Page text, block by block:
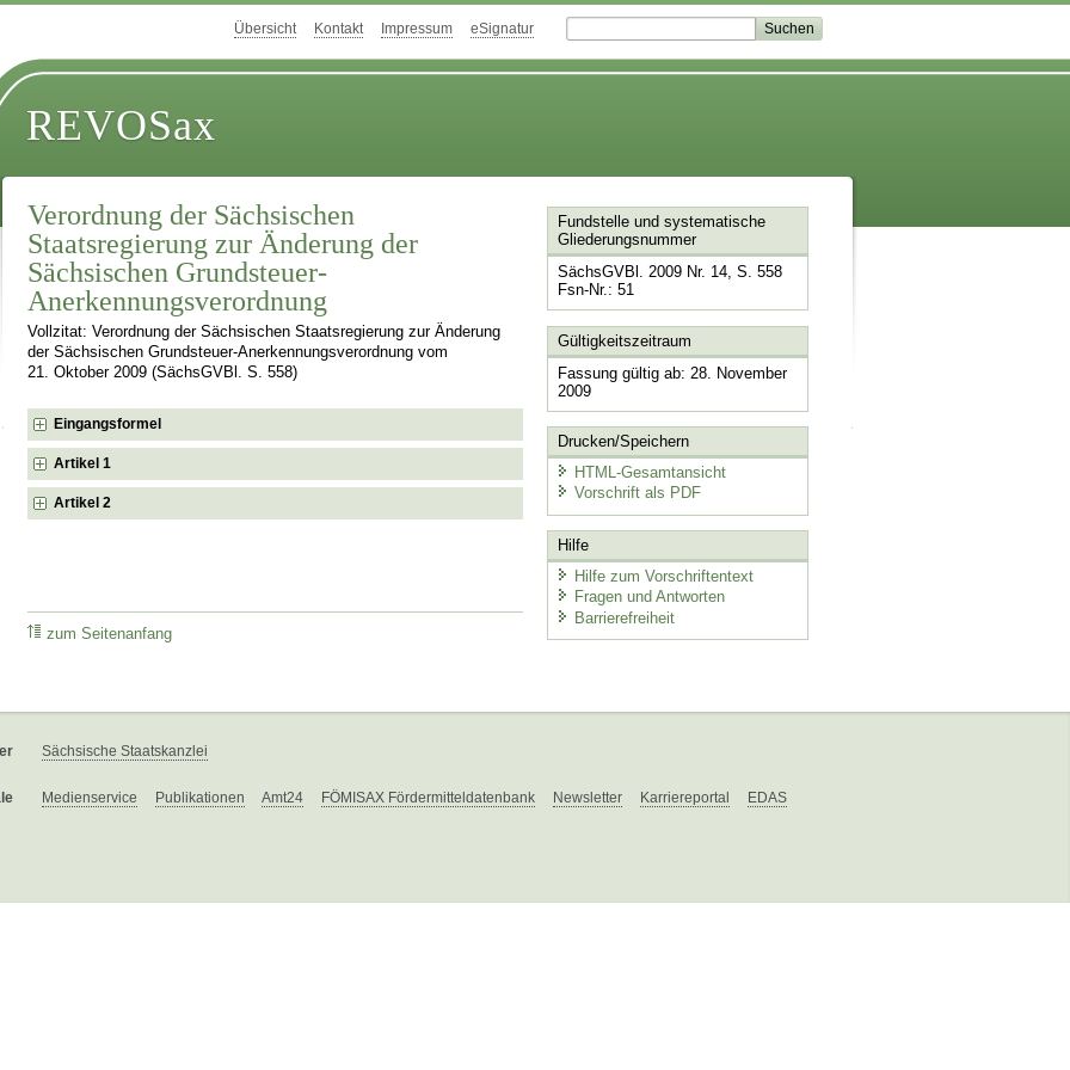
Übersicht Kontakt Impressum eSignatur
REVOSax
Verordnung der Sächsischen
Staatsregierung zur Änderung der
Sächsischen Grundsteuer-
Anerkennungsverordnung
Vollzitat: Verordnung der Sächsischen Staatsregierung zur Änderung
der Sächsischen Grundsteuer-Anerkennungsverordnung vom
21. Oktober 2009 (SächsGVBl. S. 558)
Eingangsformel
Artikel 1
Artikel 2
zum Seitenanfang
Fundstelle und systematische
Gliederungsnummer
SächsGVBl. 2009 Nr. 14, S. 558
Fsn-Nr.: 51
Gültigkeitszeitraum
Fassung gültig ab: 28. November
2009
Drucken/Speichern
HTML-Gesamtansicht
Vorschrift als PDF
Hilfe
Hilfe zum Vorschriftentext
Fragen und Antworten
Barrierefreiheit
Sächsische Staatskanzlei
Medienservice Publikationen Amt24 FÖMISAX Fördermitteldatenbank Newsletter Karriereportal EDAS